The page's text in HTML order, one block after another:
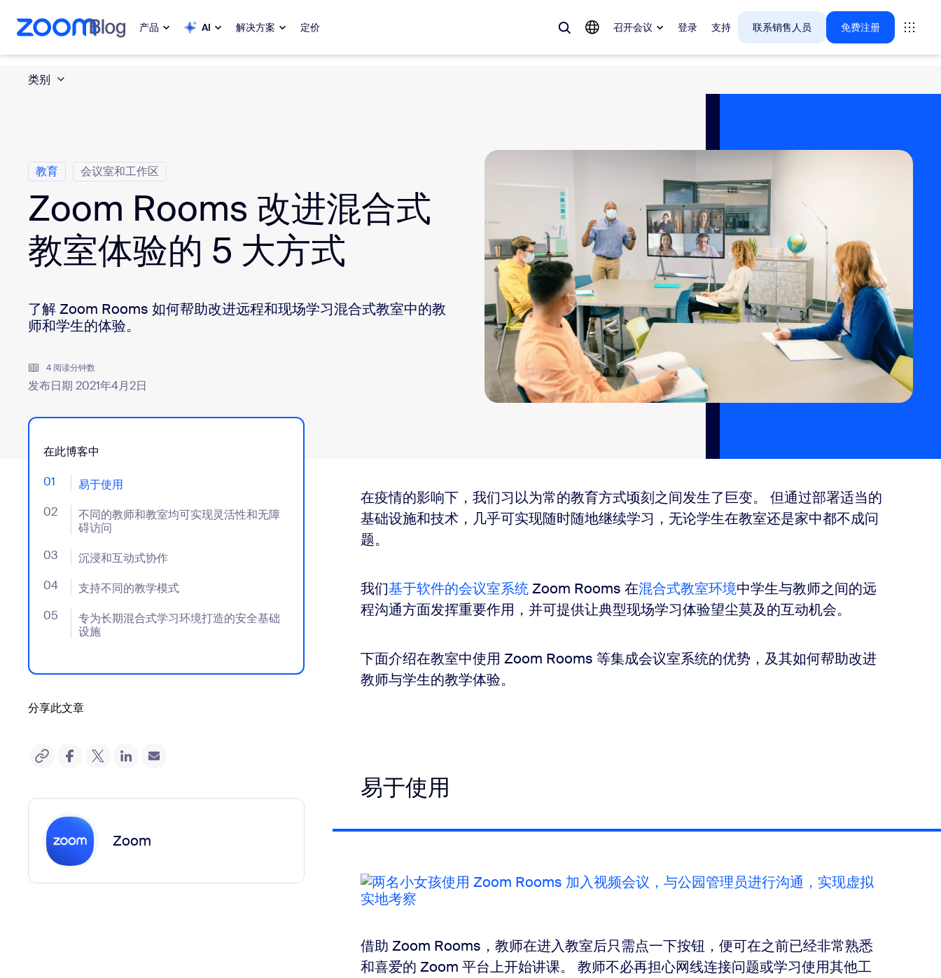
至主要内容
至帮助聊天 产品 AI 解决方案 定价 召开会议 登录 支持 联系销售人员 免费注册
热门
Zoom 客户体验
Zoom AI
开发人员
应用与集成
Meetings
Phone Canvas
Contact Center 客户体验洞察
安装桌面版
下载中心
类别
教育 会议室和工作区
Zoom Rooms 改进混合式
教室体验的 5 大方式
了解 Zoom Rooms 如何帮助改进远程和现场学习混合式教室中的教
师和学生的体验。
4 阅读分钟数
发布日期 2021年4月2日
在此博客中
01 易于使用
- Jumplink to 易于使用
02
不同的教师和教室均可实现灵活性和无障
碍访问
- Jumplink to 不同的教师和教室均可实现灵活性和无障碍访问
03 沉浸和互动式协作
- Jumplink to 沉浸和互动式协作
04 支持不同的教学模式
- Jumplink to 支持不同的教学模式
05
专为长期混合式学习环境打造的安全基础
设施
- Jumplink to 专为长期混合式学习环境打造的安全基础设施
分享此文章
Zoom
在疫情的影响下，我们习以为常的教育方式顷刻之间发生了巨变。 但通过部署适当的
基础设施和技术，几乎可实现随时随地继续学习，无论学生在教室还是家中都不成问
题。
我们基于软件的会议室系统Zoom Rooms 在混合式教室环境中学生与教师之间的远
程沟通方面发挥重要作用，并可提供让典型现场学习体验望尘莫及的互动机会。
下面介绍在教室中使用 Zoom Rooms 等集成会议室系统的优势，及其如何帮助改进
教师与学生的教学体验。
易于使用
借助 Zoom Rooms，教师在进入教室后只需点一下按钮，便可在之前已经非常熟悉
和喜爱的 Zoom 平台上开始讲课。 教师不必再担心网线连接问题或学习使用其他工